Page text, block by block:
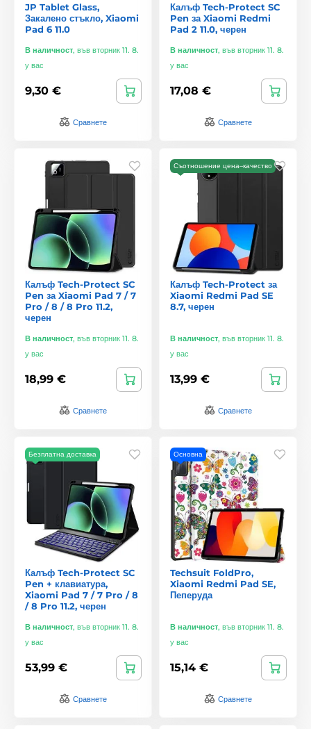
JP Tablet Glass,
Закалено стъкло, Xiaomi
Pad 6 11.0
В наличност, във вторник 11. 8.
у вас
9,30 €
Сравнете
Калъф Tech-Protect SC
Pen за Xiaomi Redmi
Pad 2 11.0, черен
В наличност, във вторник 11. 8.
у вас
17,08 €
Сравнете
Калъф Tech-Protect SC
Pen за Xiaomi Pad 7 / 7
Pro / 8 / 8 Pro 11.2,
черен
В наличност, във вторник 11. 8.
у вас
18,99 €
Сравнете
Съотношение цена–качество
Калъф Tech-Protect за
Xiaomi Redmi Pad SE
8.7, черен
В наличност, във вторник 11. 8.
у вас
13,99 €
Сравнете
Безплатна доставка
Калъф Tech-Protect SC
Pen + клавиатура,
Xiaomi Pad 7 / 7 Pro / 8
/ 8 Pro 11.2, черен
В наличност, във вторник 11. 8.
у вас
53,99 €
Сравнете
Основна
Techsuit FoldPro,
Xiaomi Redmi Pad SE,
Пеперуда
В наличност, във вторник 11. 8.
у вас
15,14 €
Сравнете